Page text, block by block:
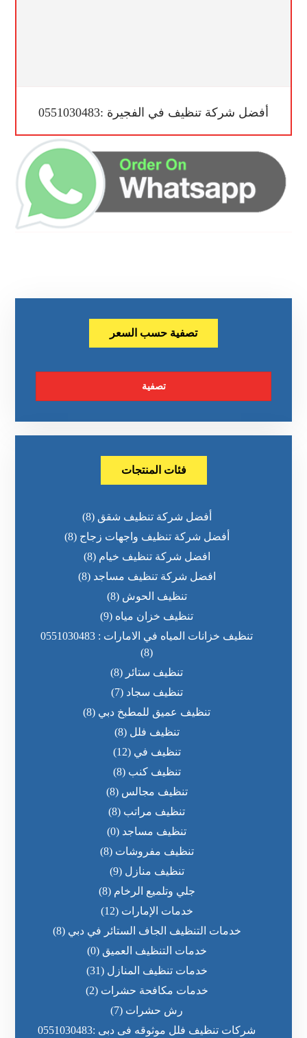
أفضل شركة تنظيف في الفجيرة :0551030483
تصفية حسب السعر
تصفية
فئات المنتجات
أفضل شركة تنظيف شقق (8)
أفضل شركة تنظيف واجهات زجاج (8)
افضل شركة تنظيف خيام (8)
افضل شركة تنظيف مساجد (8)
تنظيف الحوش (8)
تنظيف خزان مياه (9)
تنظيف خزانات المياه في الامارات : 0551030483
(8)
تنظيف ستائر (8)
تنظيف سجاد (7)
تنظيف عميق للمطبخ دبي (8)
تنظيف فلل (8)
تنظيف في (12)
تنظيف كنب (8)
تنظيف مجالس (8)
تنظيف مراتب (8)
تنظيف مساجد (0)
تنظيف مفروشات (8)
تنظيف منازل (9)
جلي وتلميع الرخام (8)
خدمات الإمارات (12)
خدمات التنظيف الجاف الستائر في دبي (8)
خدمات التنظيف العميق (0)
خدمات تنظيف المنازل (31)
خدمات مكافحة حشرات (2)
رش حشرات (7)
شركات تنظيف فلل موثوقه فى دبى :0551030483